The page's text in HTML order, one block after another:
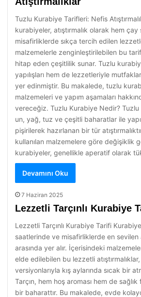
Tuzlu Kurabiye Tarifleri: Nefis
kurabiyeler, atıştırmalık olarak hem
misafirliklerde sıkça tercih edilen
malzemelerle zenginleştirilebilen bu
hitap eden çeşitlilik sunar. Tuzlu
yapılışları hem de lezzetleriyle
yer edinmiştir. Bu makalede, tuzlu
malzemeleri ve yapım aşamaları
vereceğiz. Tuzlu Kurabiye Nedir?
un, yağ, tuz ve çeşitli baharatlar ile
pişirilerek hazırlanan bir tür
kullanılan malzemelere göre değişiklik
kurabiyeler, genellikle aperatif olarak
Devamını Oku
7 Haziran 2025
Lezzetli Tarçınlı Kurabiye
Lezzetli Tarçınlı Kurabiye Tarifi
saatlerinde ve misafirliklerde en sevilen
arasında yer alır. İçerisindeki
elde edilebilen bu lezzetli
versiyonlarıyla kış aylarında sıcak bir
Tarçın, hem hoş aroması hem de
bir baharattır. Bu makalede, evde